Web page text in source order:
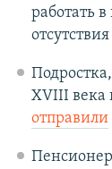
работать
XVIII века
отправили